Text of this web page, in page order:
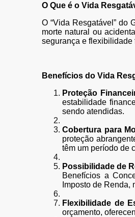
O Que é o Vida
O “Vida Resgatável” do
morte natural ou
segurança e flexibilidade
Benefícios do Vida
Proteção
estabilidade
sendo atendidas.
Cobertura para
proteção
têm um período de
Possibilidade de
Benefícios a
Imposto de
Flexibilidade de
orçamento,